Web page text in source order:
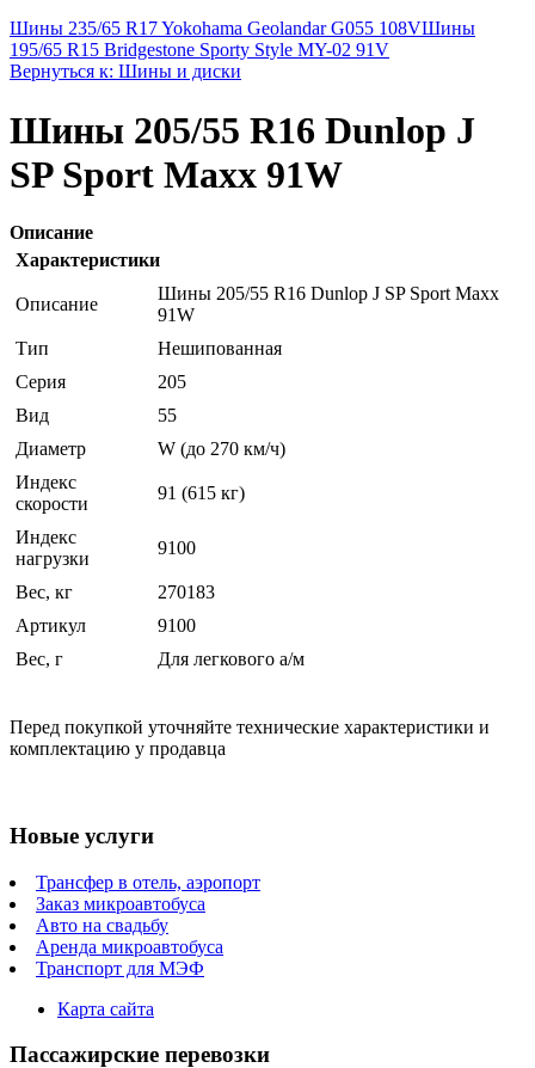
Шины 235/65 R17 Yokohama Geolandar G055 108VШины
195/65 R15 Bridgestone Sporty Style MY-02 91V
Вернуться к: Шины и диски
Шины 205/55 R16 Dunlop J
SP Sport Maxx 91W
Описание
Характеристики
Описание
Шины 205/55 R16 Dunlop J SP Sport Maxx
91W
Тип
Нешипованная
Серия
205
Вид
55
Диаметр
W (до 270 км/ч)
Индекс
скорости
91 (615 кг)
Индекс
нагрузки
9100
Вес, кг
270183
Артикул
9100
Вес, г
Для легкового а/м
Перед покупкой уточняйте технические характеристики и
комплектацию у продавца
Новые услуги
Трансфер в отель, аэропорт
Заказ микроавтобуса
Авто на свадьбу
Аренда микроавтобуса
Транспорт для МЭФ
Карта сайта
Пассажирские перевозки